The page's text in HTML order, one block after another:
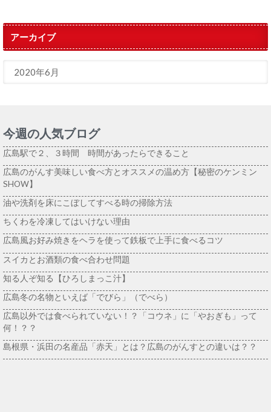
アーカイブ
今週の人気ブログ
広島駅で２、３時間 時間があったらできること
広島のがんす美味しい食べ方とオススメの温め方【秘密のケンミン
SHOW】
油や洗剤を床にこぼしてすべる時の掃除方法
ちくわを冷凍してはいけない理由
広島風お好み焼きをヘラを使って鉄板で上手に食べるコツ
スイカとお酒類の食べ合わせ問題
知る人ぞ知る【ひろしまっこ汁】
広島冬の名物といえば「でびら」（でべら）
広島以外では食べられていない！？「コウネ」に「やおぎも」って
何！？？
島根県・浜田の名産品「赤天」とは？広島のがんすとの違いは？？